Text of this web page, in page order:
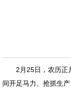
2月25日，农历正
间开足马力、抢抓生